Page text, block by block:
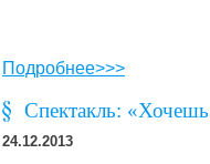
Подробнее>>>
Спектакль:
24.12.2013